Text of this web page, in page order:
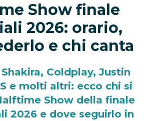
Show finale
2026: orario,
e chi canta
Coldplay, Justin
e molti altri: ecco chi si
Show della finale
2026 e dove seguirlo in